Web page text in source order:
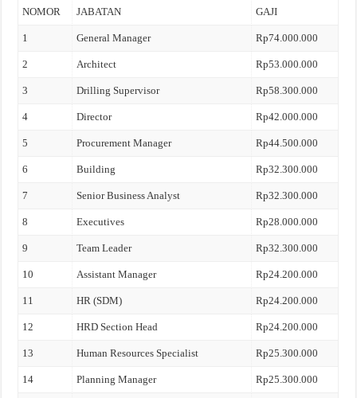
NOMOR JABATAN GAJI
1 General Manager Rp74.000.000
2 Architect Rp53.000.000
3 Drilling Supervisor Rp58.300.000
4 Director Rp42.000.000
5 Procurement Manager Rp44.500.000
6 Building Rp32.300.000
7 Senior Business Analyst Rp32.300.000
8 Executives Rp28.000.000
9 Team Leader Rp32.300.000
10 Assistant Manager Rp24.200.000
11 HR (SDM) Rp24.200.000
12 HRD Section Head Rp24.200.000
13 Human Resources Specialist Rp25.300.000
14 Planning Manager Rp25.300.000